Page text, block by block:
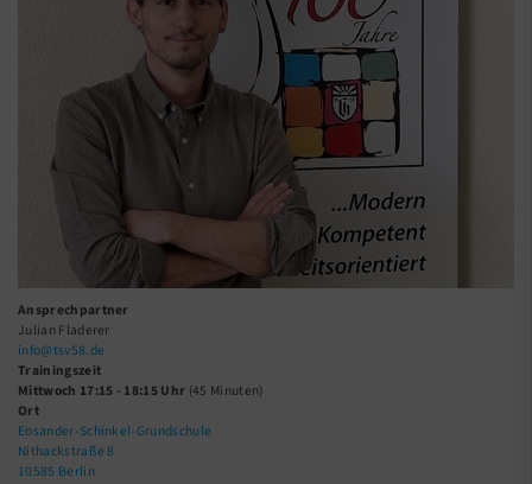
Ansprechpartner
Julian Fladerer
info@tsv58.de
Trainingszeit
Mittwoch 17:15 - 18:15 Uhr (45 Minuten)
Ort
Eosander-Schinkel-Grundschule
Nithackstraße 8
10585 Berlin